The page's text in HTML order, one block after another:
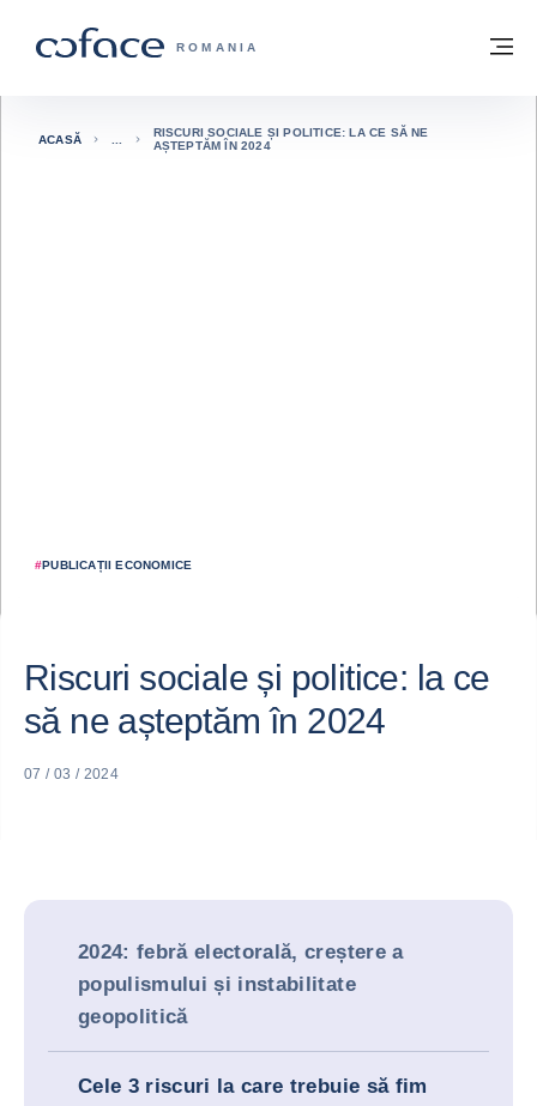
COFACE FOR TRADE - WEBSITE GRUP
ROMANIA
Înapoi la pagina de start
#PUBLICAȚII ECONOMICE
ACASĂ
RISCURI SOCIALE ȘI POLITICE: LA CE SĂ NE
AȘTEPTĂM ÎN 2024
Riscuri sociale și politice: la ce
să ne așteptăm în 2024
07 / 03 / 2024
2024: febră electorală, creștere a
populismului și instabilitate
geopolitică
Cele 3 riscuri la care trebuie să fim